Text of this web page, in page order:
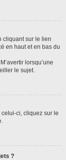
cliquant sur le lien
en haut et en bas du
lorsqu’une
le sujet.
ci, cliquez sur le
?